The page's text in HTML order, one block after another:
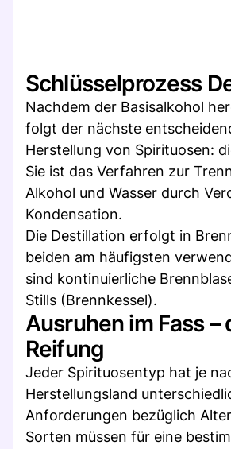
Schlüsselprozess
Nachdem der Basisalkohol
folgt der nächste
Herstellung von Spirituosen:
Sie ist das Verfahren zur
Alkohol und Wasser durch
Kondensation.
Die Destillation erfolgt in
beiden am häufigsten
sind kontinuierliche
Stills (Brennkessel).
Ausruhen im Fass –
Reifung
Jeder Spirituosentyp hat je
Herstellungsland
Anforderungen bezüglich
Sorten müssen für eine